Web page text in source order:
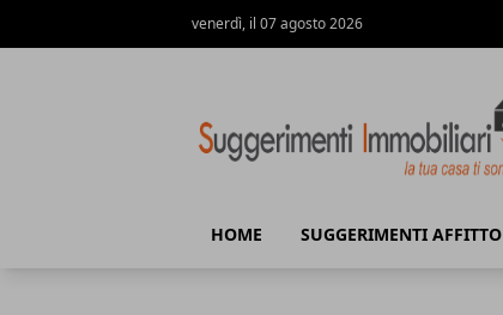
venerdì, il 07 agosto 2026
HOME SUGGERIMENTI AFFITTO